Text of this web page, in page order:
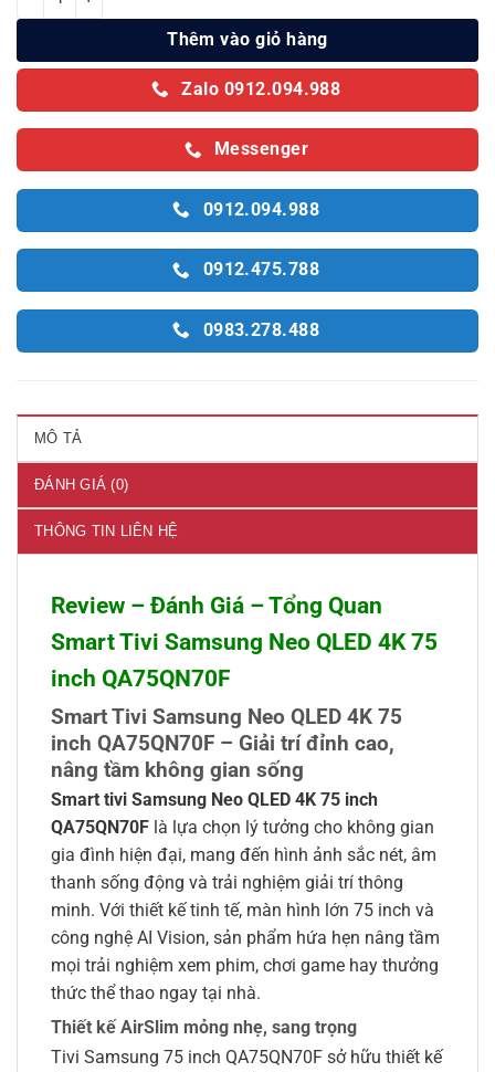
Thêm vào giỏ hàng
Zalo 0912.094.988
Messenger
0912.094.988
0912.475.788
0983.278.488
MÔ TẢ
ĐÁNH GIÁ (0)
THÔNG TIN LIÊN HỆ
Review – Đánh Giá – Tổng Quan
Smart Tivi Samsung Neo QLED 4K 75
inch QA75QN70F
Smart Tivi Samsung Neo QLED 4K 75
inch QA75QN70F – Giải trí đỉnh cao,
nâng tầm không gian sống
Smart tivi Samsung Neo QLED 4K 75 inch
QA75QN70F là lựa chọn lý tưởng cho không gian
gia đình hiện đại, mang đến hình ảnh sắc nét, âm
thanh sống động và trải nghiệm giải trí thông
minh. Với thiết kế tinh tế, màn hình lớn 75 inch và
công nghệ AI Vision, sản phẩm hứa hẹn nâng tầm
mọi trải nghiệm xem phim, chơi game hay thưởng
thức thể thao ngay tại nhà.
Thiết kế AirSlim mỏng nhẹ, sang trọng
Tivi Samsung 75 inch QA75QN70F sở hữu thiết kế